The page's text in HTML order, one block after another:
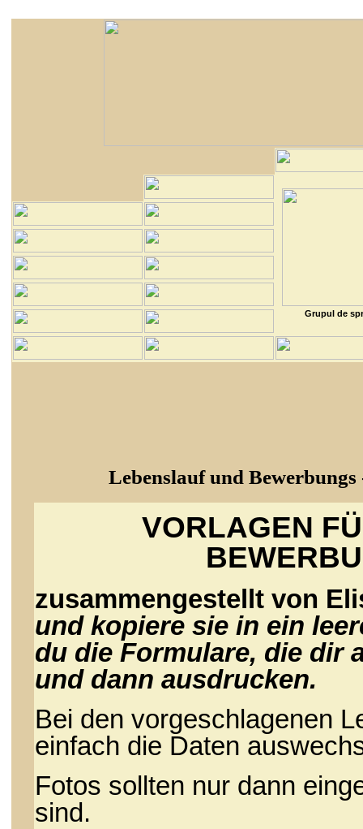
Grupul de
Lebenslauf und
VORLAGEN
zusammengestellt von
und kopiere sie in ein
du die Formulare, die dir
und dann ausdrucken.
Bei den vorgeschlagenen
einfach die Daten
Fotos sollten nur dann
sind.